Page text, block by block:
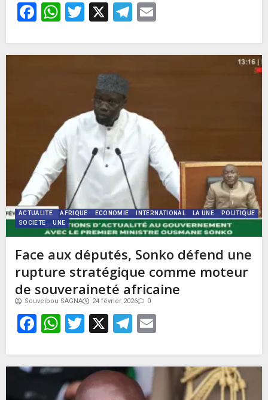
Facebook
WhatsApp
Twitter
X Telegram
ACTUALITE AFRIQUE ECONOMIE INTERNATIONAL LA UNE
POLITIQUE
SOCIETE
UNE
Face aux députés, Sonko défend une
rupture stratégique comme moteur
de souveraineté africaine
Souveibou SAGNA 24 février 2026 0
Facebook
WhatsApp
Twitter
X Telegram